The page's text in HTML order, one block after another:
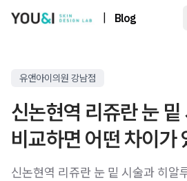
Blog
유앤아이의원 강남점
신논현역 리쥬란 눈
비교하면 어떤 차이가
신논현역 리쥬란 눈 밑 시술과 히알